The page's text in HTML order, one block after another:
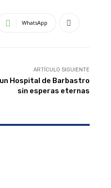
WhatsApp
ARTÍCULO SIGUIENTE
Hospital de Barbastro
sin esperas eternas